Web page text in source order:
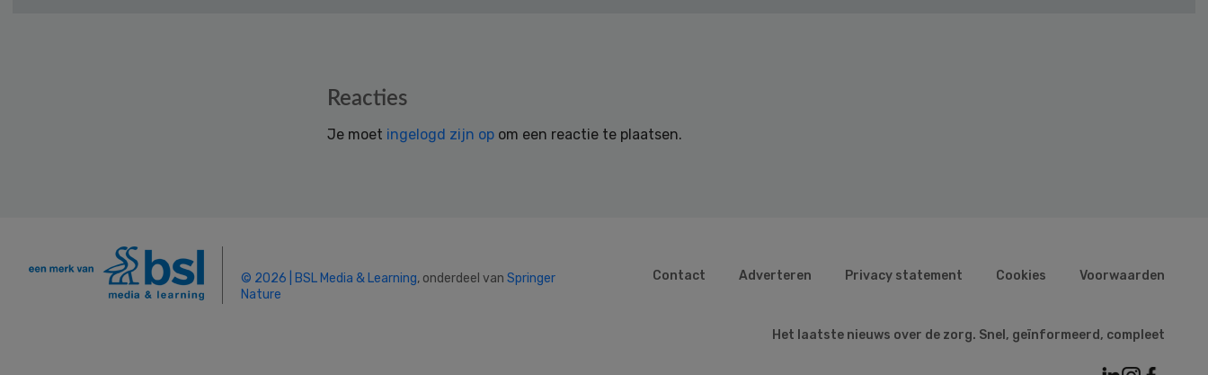
Reacties
Je moet ingelogd zijn op om een reactie te plaatsen.
© 2026 | BSL Media & Learning, onderdeel van Springer
Nature
Contact Adverteren Privacy statement Cookies Voorwaarden
Het laatste nieuws over de zorg. Snel, geïnformeerd, compleet